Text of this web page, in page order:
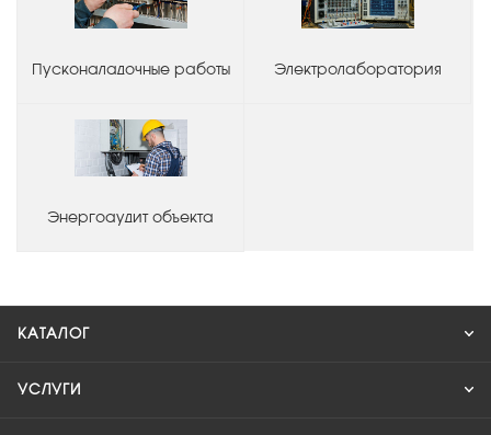
Пусконаладочные работы Электролаборатория
Энергоаудит объекта
КАТАЛОГ
УСЛУГИ